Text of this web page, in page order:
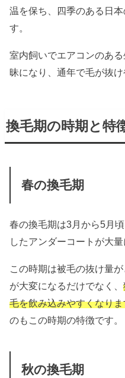
温を保ち、四季のある日
す。
室内飼いでエアコンのあ
昧になり、通年で毛が抜
換毛期の時期と特
春の換毛期
春の換毛期は3月から5月
したアンダーコートが大量
この時期は被毛の抜け量
が大変になるだけでなく、
毛を飲み込みやすくなり
のもこの時期の特徴です。
秋の換毛期